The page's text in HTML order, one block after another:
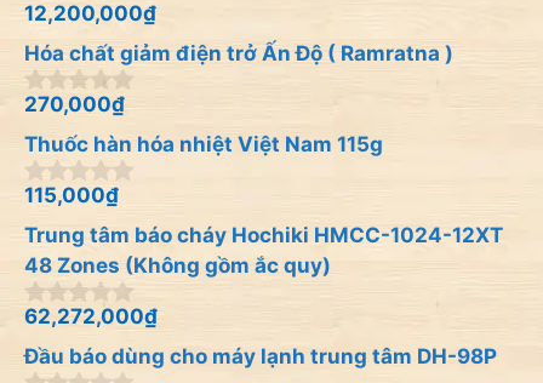
0
n
g
o
à
5
12,200,000₫
Hóa chất giảm điện trở Ấn Độ ( Ramratna )
0
n
g
o
à
5
270,000₫
Thuốc hàn hóa nhiệt Việt Nam 115g
0
n
g
o
à
i
5
115,000₫
Trung tâm báo cháy Hochiki HMCC-1024-12XT
48 Zones (Không gồm ắc quy)
0
n
g
62,272,000₫
Đầu báo dùng cho máy lạnh trung tâm DH-98P